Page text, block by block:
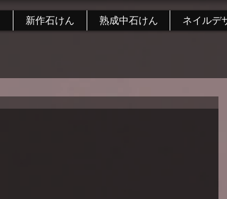
新作石けん 熟成中石けん ネイルデ